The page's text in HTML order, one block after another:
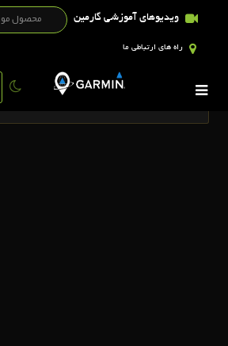
ویدیوهای آموزشی گارمین
راه های ارتباطی ما
تگ ها